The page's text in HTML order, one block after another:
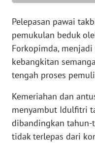
Pelepasan pawai
pemukulan beduk
Forkopimda,
kebangkitan
tengah proses
Kemeriahan dan
menyambut Idulfitri
dibandingkan tahun-
tidak terlepas dari
PAPUA
WN
PAPUA
BARAT
WN
RIAU
WN